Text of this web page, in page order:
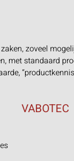
zoveel
met standaard
VABOTEC